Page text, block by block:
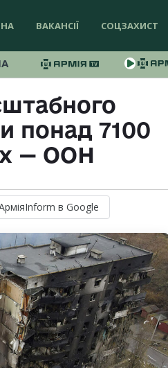
ВАКАНСІЇ СОЦЗАХИСТ
понад 7100
— ООН
в Google